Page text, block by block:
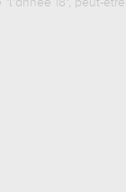
18", peut-